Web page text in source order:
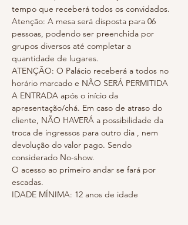
tempo que receberá todos os convidados.
Atenção: A mesa será disposta para 06
pessoas, podendo ser preenchida por
grupos diversos até completar a
quantidade de lugares.
ATENÇÃO: O Palácio receberá a todos no
horário marcado e NÃO SERÁ PERMITIDA
A ENTRADA após o início da
apresentação/chá. Em caso de atraso do
cliente, NÃO HAVERÁ a possibilidade da
troca de ingressos para outro dia , nem
devolução do valor pago. Sendo
considerado No-show.
O acesso ao primeiro andar se fará por
escadas.
IDADE MÍNIMA: 12 anos de idade